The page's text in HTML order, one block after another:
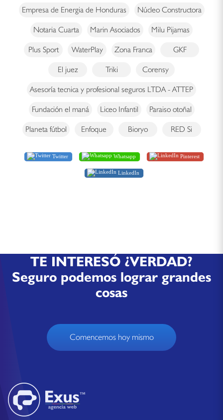
Empresa de Energia de Honduras Núcleo Constructora
Notaria Cuarta Marin Asociados Milu Pijamas
Plus Sport WaterPlay Zona Franca GKF
El juez Triki Corensy
Asesoría tecnica y profesional seguros LTDA - ATTEP
Fundación el maná Liceo Infantil Paraiso otoñal
Planeta fútbol Enfoque Bioryo RED Si
Twitter Whatsapp Pinterest
LinkedIn
TE INTERESÓ ¿VERDAD?
Seguro podemos lograr grandes
cosas
Comencemos hoy mismo